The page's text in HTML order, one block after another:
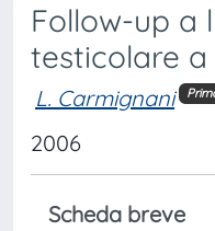
Follow-up a
testicolare a
L. Carmignani
2006
Scheda breve